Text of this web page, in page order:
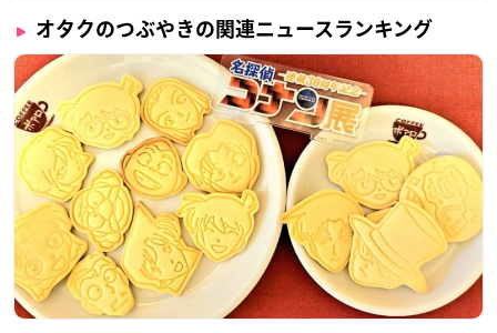
オタクのつぶやきの関連ニュースランキング